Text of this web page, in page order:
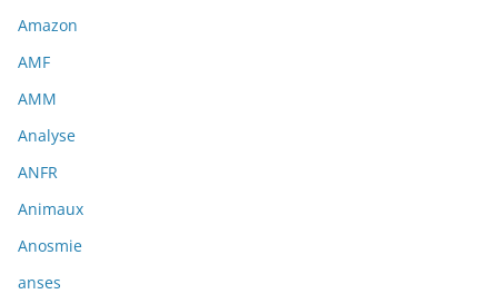
Amazon
AMF
AMM
Analyse
ANFR
Animaux
Anosmie
anses